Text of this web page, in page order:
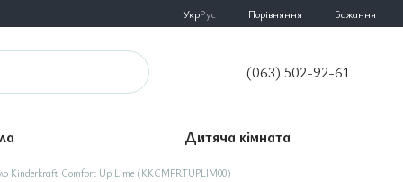
УкрРус Порівняння Бажання
(063) 502-92-61
Дитяча кімната
Kinderkraft Comfort Up Lime (KKCMFRTUPLIM00)